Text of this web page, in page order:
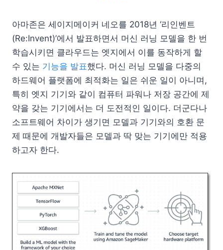
아마존은 세이지메이커 네오를 2018년 ‘리인벤트
(Re:Invent)’에서 발표하면서 머신 러닝 모델을 한 번
학습시키면 클라우드는 엣지에서 이를 동작하게 할
수 있는 기능을 발표했다. 머신 러닝 모델을 다중의
하드웨어 플랫폼에 최적화는 일은 쉬운 일이 아니며,
특히 엣지 기기와 같이 컴퓨터 파워나 저장 공간에 제
약을 갖는 기기에서는 더 도전적인 일이다. 더군다나
소프트웨어 차이가 생기면 모델과 기기와의 호환 문
제 때문에 개발자들은 모델과 딱 맞는 기기에만 적용
하고자 한다.